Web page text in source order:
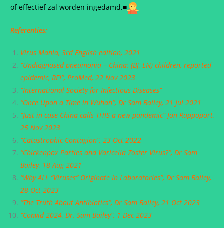
of effectief zal worden ingedamd.■
Referenties:
Virus Mania, 3rd English edition, 2021
“Undiagnosed pneumonia – China: (BJ, LN) children, reported
epidemic, RFI”, ProMed, 22 Nov 2023
“International Society for Infectious Diseases”
“Once Upon a Time in Wuhan”, Dr Sam Bailey, 21 Jul 2021
“Just in case China calls THIS a new pandemic” Jon Rappoport,
25 Nov 2023
“Catastrophic Contagion”, 23 Oct 2022
“Chickenpox Parties and Varicella Zoster Virus?”, Dr Sam
Bailey, 18 Aug 2021
“Why ALL “Viruses” Originate In Laboratories”, Dr Sam Bailey,
28 Oct 2023
“The Truth About Antibiotics”, Dr Sam Bailey, 21 Oct 2023
“Convid 2024, Dr. Sam Bailey”, 1 Dec 2023